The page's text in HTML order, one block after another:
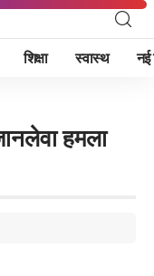
शिक्षा स्वास्थ नई
हमला